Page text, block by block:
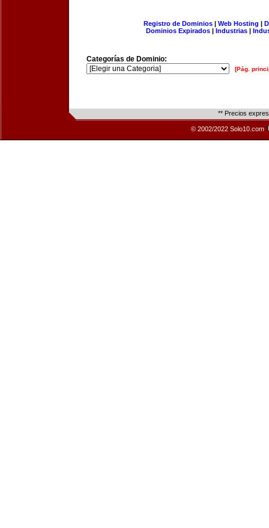
Registro de Dominios| Web Hosting |
Dominios Expirados | Industrias |
Categorías de Dominio:
[Pág.
** Precios
© 2002/2022 Solo10.com